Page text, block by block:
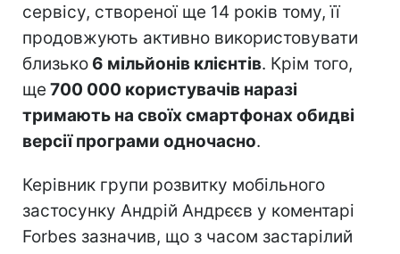
сервісу, створеної ще 14 років тому, її
продовжують активно використовувати
близько 6 мільйонів клієнтів. Крім того,
ще 700 000 користувачів наразі
тримають на своїх смартфонах обидві
версії програми одночасно.
Керівник групи розвитку мобільного
застосунку Андрій Андрєєв у коментарі
Forbes зазначив, що з часом застарілий